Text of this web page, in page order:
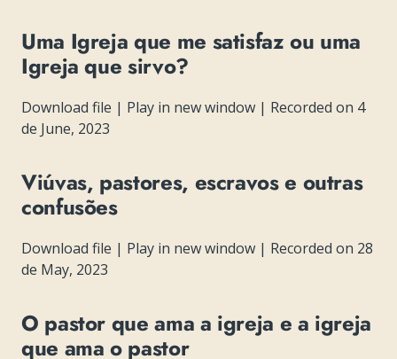
Uma Igreja que me satisfaz ou uma
Igreja que sirvo?
Download file | Play in new window | Recorded on 4
de June, 2023
Viúvas, pastores, escravos e outras
confusões
Download file | Play in new window | Recorded on 28
de May, 2023
O pastor que ama a igreja e a igreja
que ama o pastor